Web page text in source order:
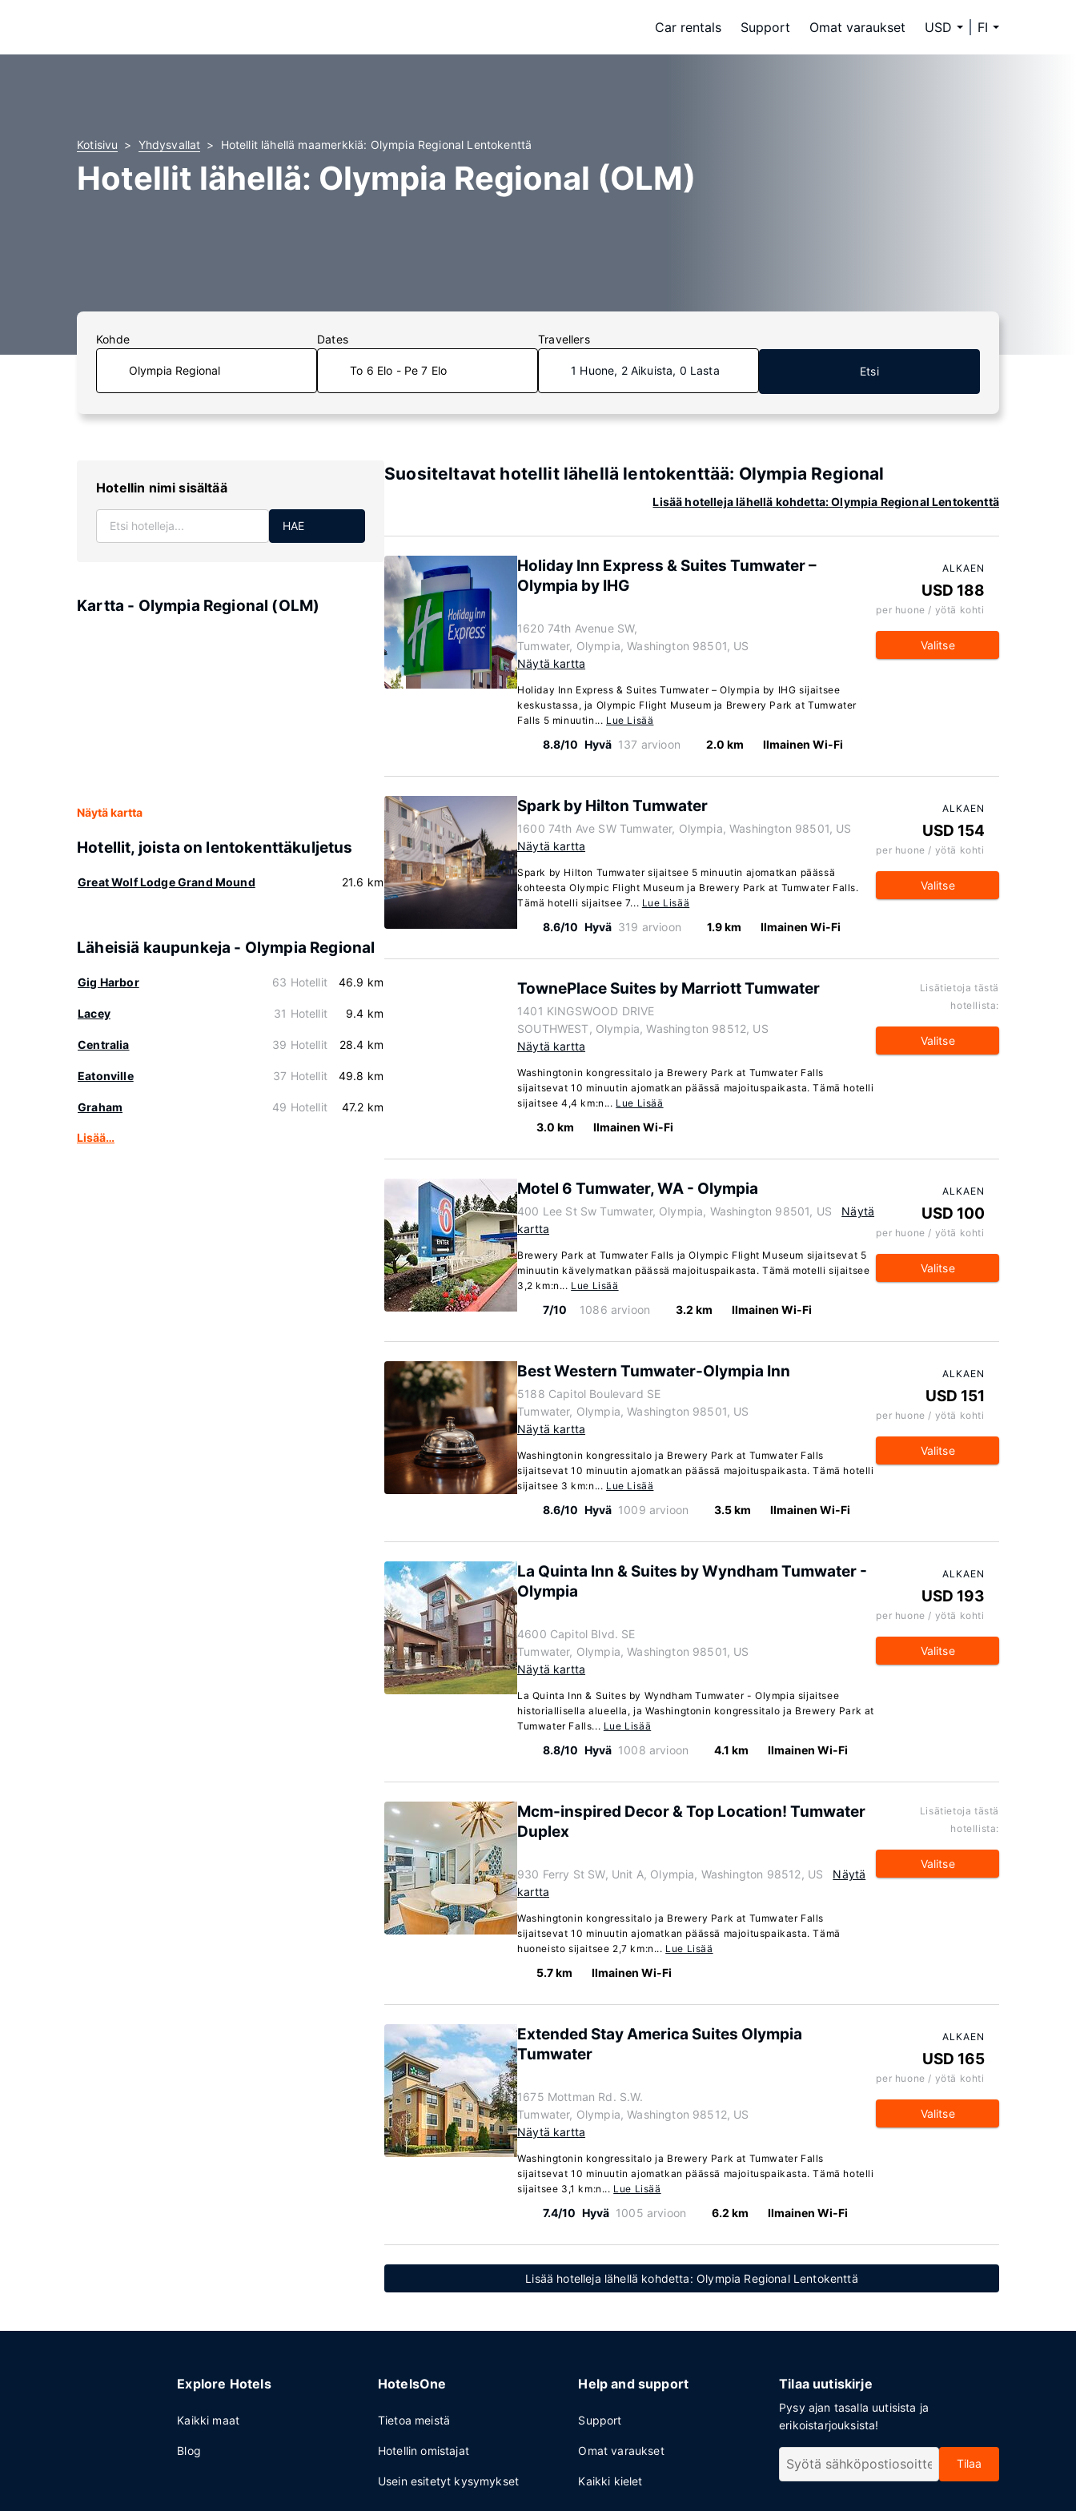
Car rentals Support Omat varaukset USD FI
Kotisivu Yhdysvallat Hotellit lähellä maamerkkiä: Olympia Regional Lentokenttä
Hotellit lähellä: Olympia Regional (OLM)
Kohde Dates
To 6 Elo - Pe 7 Elo
Travellers
1 Huone, 2 Aikuista, 0 Lasta Etsi
Hotellin nimi sisältää
HAE
Kartta - Olympia Regional (OLM)
Näytä kartta
Hotellit, joista on lentokenttäkuljetus
Great Wolf Lodge Grand Mound 21.6 km
Läheisiä kaupunkeja - Olympia Regional
Gig Harbor 63 Hotellit 46.9 km
Lacey 31 Hotellit 9.4 km
Centralia 39 Hotellit 28.4 km
Eatonville 37 Hotellit 49.8 km
Graham 49 Hotellit 47.2 km
Lisää…
Suositeltavat hotellit lähellä lentokenttää: Olympia Regional
Lisää hotelleja lähellä kohdetta: Olympia Regional Lentokenttä
Holiday Inn Express & Suites Tumwater –
Olympia by IHG
1620 74th Avenue SW,
Tumwater, Olympia, Washington 98501, US
Näytä kartta
Holiday Inn Express & Suites Tumwater – Olympia by IHG sijaitsee
keskustassa, ja Olympic Flight Museum ja Brewery Park at Tumwater
Falls 5 minuutin... Lue Lisää
8.8/10 Hyvä 137 arvioon 2.0 km Ilmainen Wi-Fi
ALKAEN
USD 188
per huone / yötä kohti
Valitse
Spark by Hilton Tumwater
1600 74th Ave SW Tumwater, Olympia, Washington 98501, US
Näytä kartta
Spark by Hilton Tumwater sijaitsee 5 minuutin ajomatkan päässä
kohteesta Olympic Flight Museum ja Brewery Park at Tumwater Falls.
Tämä hotelli sijaitsee 7... Lue Lisää
8.6/10 Hyvä 319 arvioon 1.9 km Ilmainen Wi-Fi
ALKAEN
USD 154
per huone / yötä kohti
Valitse
TownePlace Suites by Marriott Tumwater
1401 KINGSWOOD DRIVE
SOUTHWEST, Olympia, Washington 98512, US
Näytä kartta
Washingtonin kongressitalo ja Brewery Park at Tumwater Falls
sijaitsevat 10 minuutin ajomatkan päässä majoituspaikasta. Tämä hotelli
sijaitsee 4,4 km:n... Lue Lisää
3.0 km Ilmainen Wi-Fi
Lisätietoja tästä
hotellista:
Valitse
Motel 6 Tumwater, WA - Olympia
400 Lee St Sw Tumwater, Olympia, Washington 98501, US
Näytä
kartta
Brewery Park at Tumwater Falls ja Olympic Flight Museum sijaitsevat 5
minuutin kävelymatkan päässä majoituspaikasta. Tämä motelli sijaitsee
3,2 km:n... Lue Lisää
7/10 1086 arvioon 3.2 km Ilmainen Wi-Fi
ALKAEN
USD 100
per huone / yötä kohti
Valitse
Best Western Tumwater-Olympia Inn
5188 Capitol Boulevard SE
Tumwater, Olympia, Washington 98501, US
Näytä kartta
Washingtonin kongressitalo ja Brewery Park at Tumwater Falls
sijaitsevat 10 minuutin ajomatkan päässä majoituspaikasta. Tämä hotelli
sijaitsee 3 km:n... Lue Lisää
8.6/10 Hyvä 1009 arvioon 3.5 km Ilmainen Wi-Fi
ALKAEN
USD 151
per huone / yötä kohti
Valitse
La Quinta Inn & Suites by Wyndham Tumwater -
Olympia
4600 Capitol Blvd. SE
Tumwater, Olympia, Washington 98501, US
Näytä kartta
La Quinta Inn & Suites by Wyndham Tumwater - Olympia sijaitsee
historiallisella alueella, ja Washingtonin kongressitalo ja Brewery Park at
Tumwater Falls... Lue Lisää
8.8/10 Hyvä 1008 arvioon 4.1 km Ilmainen Wi-Fi
ALKAEN
USD 193
per huone / yötä kohti
Valitse
Mcm-inspired Decor & Top Location! Tumwater
Duplex
930 Ferry St SW, Unit A, Olympia, Washington 98512, US
Näytä
kartta
Washingtonin kongressitalo ja Brewery Park at Tumwater Falls
sijaitsevat 10 minuutin ajomatkan päässä majoituspaikasta. Tämä
huoneisto sijaitsee 2,7 km:n... Lue Lisää
5.7 km Ilmainen Wi-Fi
Lisätietoja tästä
hotellista:
Valitse
Extended Stay America Suites Olympia
Tumwater
1675 Mottman Rd. S.W.
Tumwater, Olympia, Washington 98512, US
Näytä kartta
Washingtonin kongressitalo ja Brewery Park at Tumwater Falls
sijaitsevat 10 minuutin ajomatkan päässä majoituspaikasta. Tämä hotelli
sijaitsee 3,1 km:n... Lue Lisää
7.4/10 Hyvä 1005 arvioon 6.2 km Ilmainen Wi-Fi
ALKAEN
USD 165
per huone / yötä kohti
Valitse
Lisää hotelleja lähellä kohdetta: Olympia Regional Lentokenttä
Explore Hotels
Kaikki maat
Blog
HotelsOne
Tietoa meistä
Hotellin omistajat
Usein esitetyt kysymykset
Help and support
Support
Omat varaukset
Kaikki kielet
Tilaa uutiskirje
Pysy ajan tasalla uutisista ja
erikoistarjouksista!
Tilaa